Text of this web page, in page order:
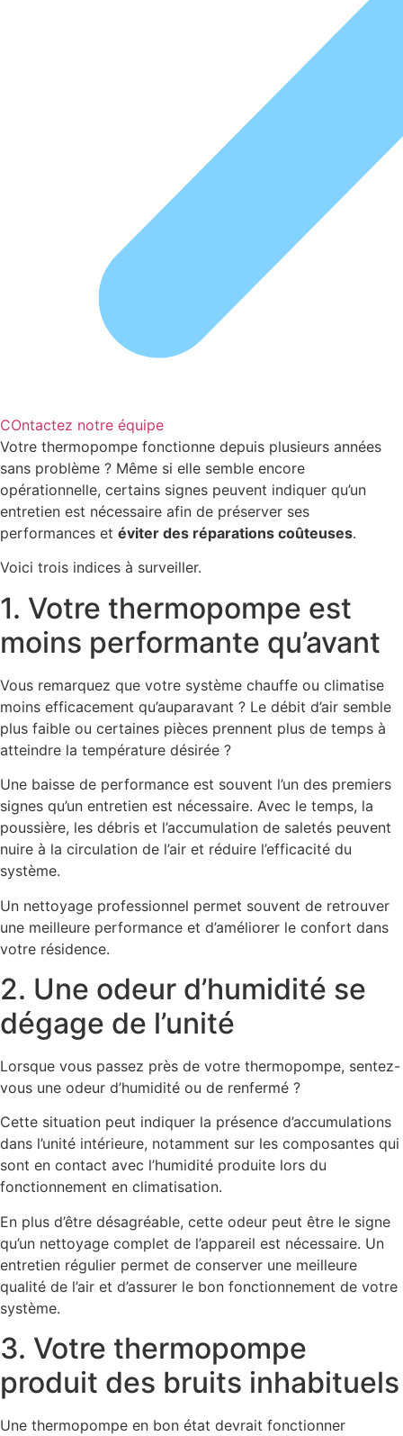
COntactez notre équipe
Votre thermopompe fonctionne depuis plusieurs années
sans problème ? Même si elle semble encore
opérationnelle, certains signes peuvent indiquer qu’un
entretien est nécessaire afin de préserver ses
performances et éviter des réparations coûteuses.
Voici trois indices à surveiller.
1. Votre thermopompe est
moins performante qu’avant
Vous remarquez que votre système chauffe ou climatise
moins efficacement qu’auparavant ? Le débit d’air semble
plus faible ou certaines pièces prennent plus de temps à
atteindre la température désirée ?
Une baisse de performance est souvent l’un des premiers
signes qu’un entretien est nécessaire. Avec le temps, la
poussière, les débris et l’accumulation de saletés peuvent
nuire à la circulation de l’air et réduire l’efficacité du
système.
Un nettoyage professionnel permet souvent de retrouver
une meilleure performance et d’améliorer le confort dans
votre résidence.
2. Une odeur d’humidité se
dégage de l’unité
Lorsque vous passez près de votre thermopompe, sentez-
vous une odeur d’humidité ou de renfermé ?
Cette situation peut indiquer la présence d’accumulations
dans l’unité intérieure, notamment sur les composantes qui
sont en contact avec l’humidité produite lors du
fonctionnement en climatisation.
En plus d’être désagréable, cette odeur peut être le signe
qu’un nettoyage complet de l’appareil est nécessaire. Un
entretien régulier permet de conserver une meilleure
qualité de l’air et d’assurer le bon fonctionnement de votre
système.
3. Votre thermopompe
produit des bruits inhabituels
Une thermopompe en bon état devrait fonctionner